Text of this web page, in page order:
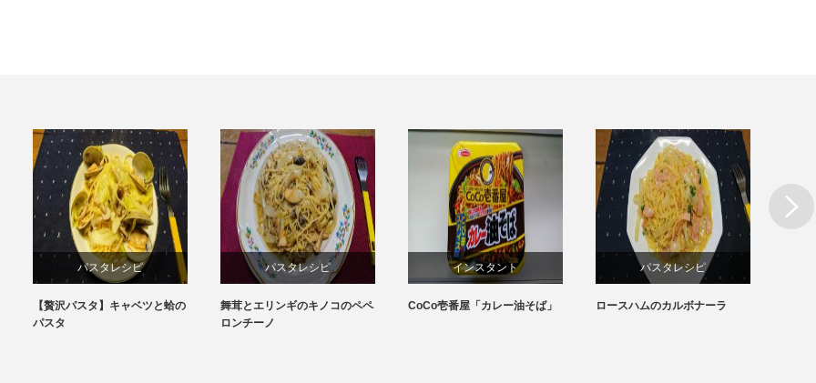
パスタレシピ
料理レシピ
【贅沢パスタ】キャベツと蛤の
パスタ
パスタレシピ
簡単レシピ
舞茸とエリンギのキノコのペペ
ロンチーノ
インスタント
カップ焼きそば
CoCo壱番屋「カレー油そば」
パスタレシピ
ロースハムのカルボナーラ
Next